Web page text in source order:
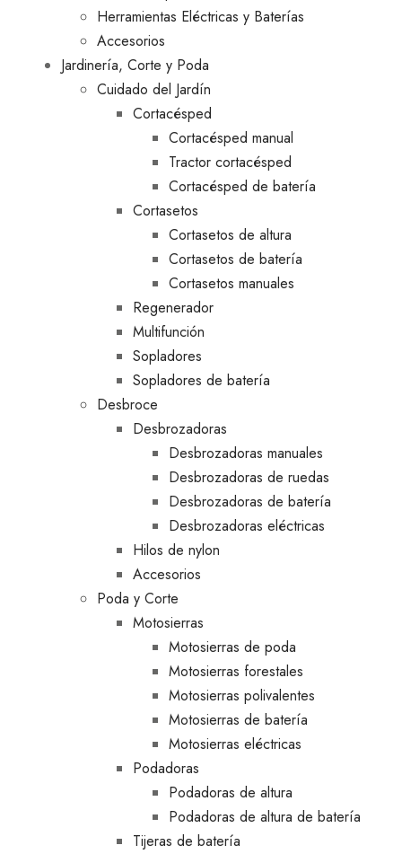
Herramientas Eléctricas y Baterías
Accesorios
Jardinería, Corte y Poda
Cuidado del Jardín
Cortacésped
Cortacésped manual
Tractor cortacésped
Cortacésped de batería
Cortasetos
Cortasetos de altura
Cortasetos de batería
Cortasetos manuales
Regenerador
Multifunción
Sopladores
Sopladores de batería
Desbroce
Desbrozadoras
Desbrozadoras manuales
Desbrozadoras de ruedas
Desbrozadoras de batería
Desbrozadoras eléctricas
Hilos de nylon
Accesorios
Poda y Corte
Motosierras
Motosierras de poda
Motosierras forestales
Motosierras polivalentes
Motosierras de batería
Motosierras eléctricas
Podadoras
Podadoras de altura
Podadoras de altura de batería
Tijeras de batería